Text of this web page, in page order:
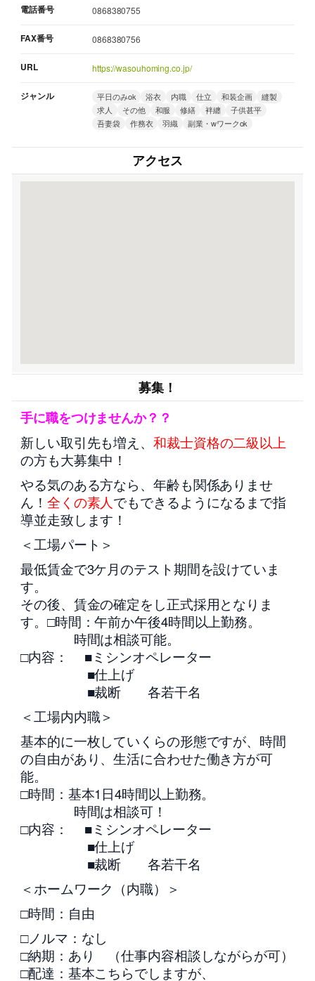
電話番号 0868380755
FAX番号 0868380756
URL https://wasouhoming.co.jp/
ジャンル 平日のみok 浴衣 内職 仕立 和装企画
縫製
求人
その他 和服 修繕 袢纏
子供甚平
吾妻袋
作務衣 羽織 副業・wワークok
アクセス
募集！
手に職をつけませんか？？
新しい取引先も増え、 和裁士資格の二級以上
の方も大募集中！
やる気のある方なら、年齢も関係ありませ
ん！ 全くの素人でもできるようになるまで指
導並走致します！
＜工場パート＞
最低賃金で3ケ月のテスト期間を設けていま
す。
その後、賃金の確定をし正式採用となりま
す。□時間：午前か午後4時間以上勤務。
時間は相談可能。
□内容： ■ミシンオペレーター
■仕上げ
■裁断 各若干名
＜工場内内職＞
基本的に一枚していくらの形態ですが、時間
の自由があり、生活に合わせた働き方が可
能。
□時間：基本1日4時間以上勤務。
時間は相談可！
□内容： ■ミシンオペレーター
■仕上げ
■裁断 各若干名
＜ホームワーク（内職）＞
□時間：自由
□ノルマ：なし
□納期：あり （仕事内容相談しながらが可）
□配達：基本こちらでしますが、